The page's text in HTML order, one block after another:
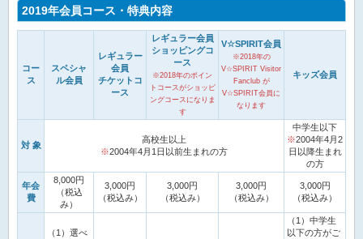
2019年会員コース・特典内容
コー
ス
スペシャ
ル会員
レギュラー
会員
チケットコ
ース
レギュラー会員
ショッピングコ
ース
※2018年のポイン
トコースがショッピ
ングコースになりま
す
V☆SPIRIT会員
※2018年の
V☆SPIRIT Visitor
Fanclub が
V☆SPIRIT会員に
なります
キッズ会員
対 象
高校生以上
※2004年4月1日以前生まれの方
中学生以下
※2004年4月2
日以降生まれ
の方
年会
費
8,000円
（税込
み）
3,000円
（税込み）
3,000円
（税込み）
3,000円
（税込み）
3,000円
（税込み）
（1）選べ
（1）中学生
以下の方がご